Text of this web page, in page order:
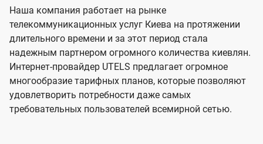
Наша компания работает на рынке
телекоммуникационных услуг Киева на протяжении
длительного времени и за этот период стала
надежным партнером огромного количества киевлян.
Интернет-провайдер UTELS предлагает огромное
многообразие тарифных планов, которые позволяют
удовлетворить потребности даже самых
требовательных пользователей всемирной сетью.